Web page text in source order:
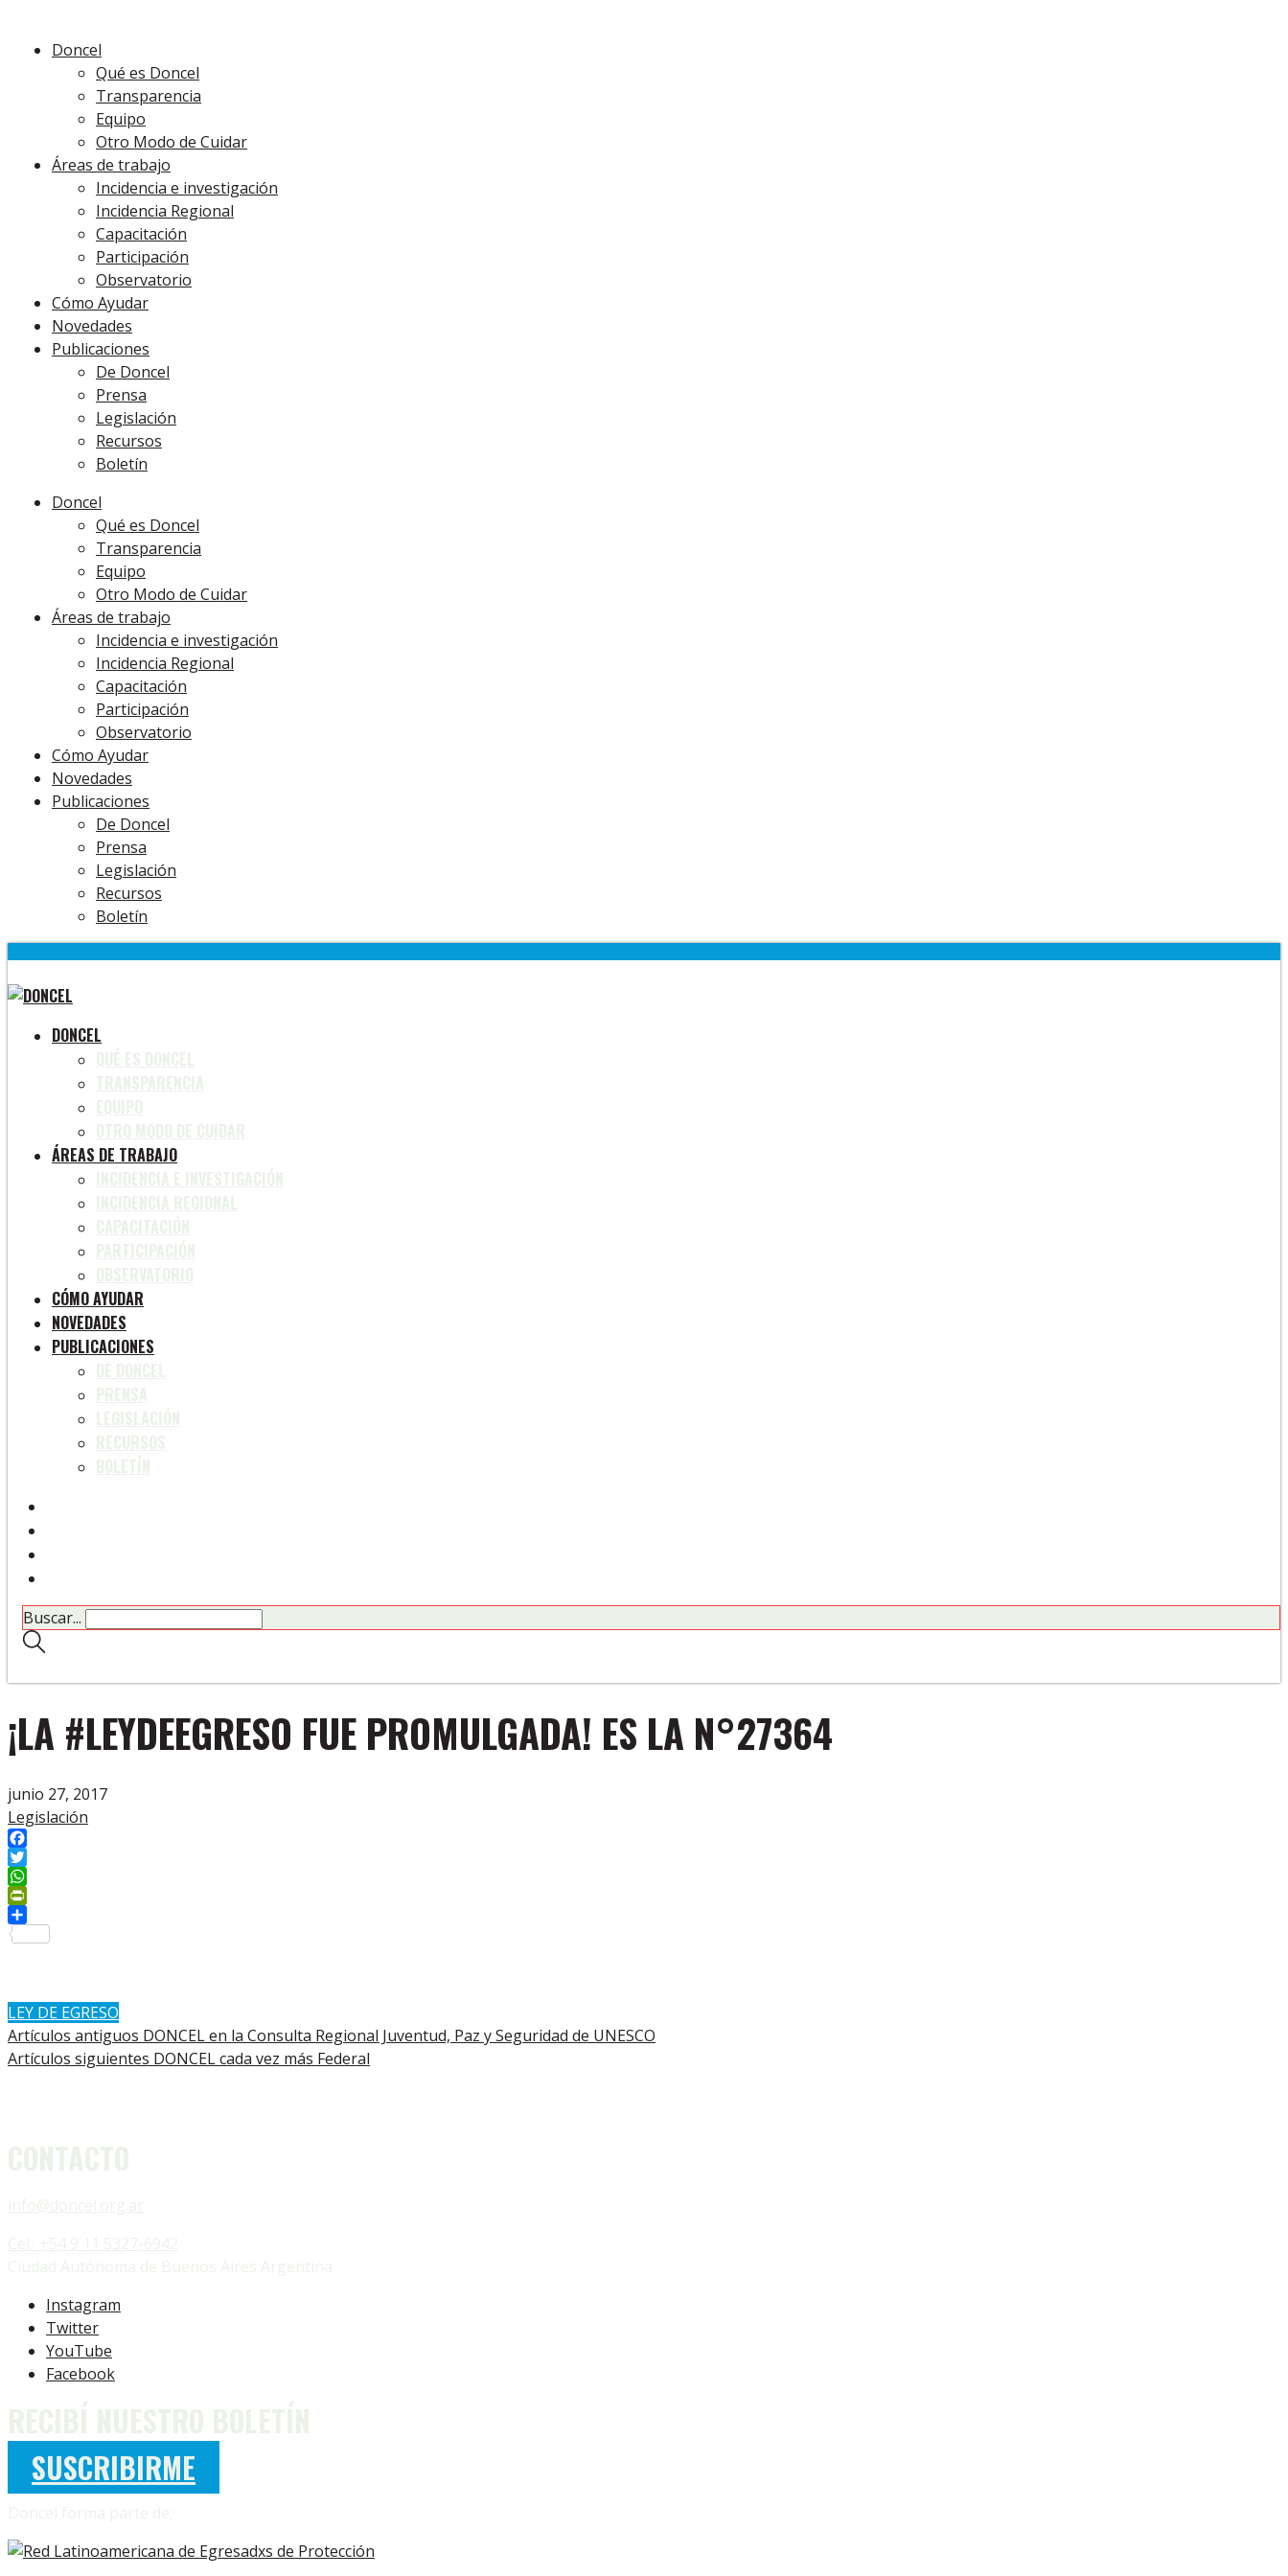
Doncel
Qué es Doncel
Transparencia
Equipo
Otro Modo de Cuidar
Áreas de trabajo
Incidencia e investigación
Incidencia Regional
Capacitación
Participación
Observatorio
Cómo Ayudar
Novedades
Publicaciones
De Doncel
Prensa
Legislación
Recursos
Boletín
Doncel
Qué es Doncel
Transparencia
Equipo
Otro Modo de Cuidar
Áreas de trabajo
Incidencia e investigación
Incidencia Regional
Capacitación
Participación
Observatorio
Cómo Ayudar
Novedades
Publicaciones
De Doncel
Prensa
Legislación
Recursos
Boletín
DONCEL
ÁREAS DE TRABAJO
CÓMO AYUDAR
NOVEDADES
PUBLICACIONES
Buscar...
¡LA #LEYDEEGRESO FUE PROMULGADA! ES LA N°27364
junio 27, 2017
Legislación
Facebook
Twitter
WhatsApp
PrintFriendly
LEY DE EGRESO
Artículos antiguos DONCEL en la Consulta Regional Juventud, Paz y Seguridad de UNESCO
Artículos siguientes DONCEL cada vez más Federal
Instagram
Twitter
YouTube
Facebook
SUSCRIBIRME